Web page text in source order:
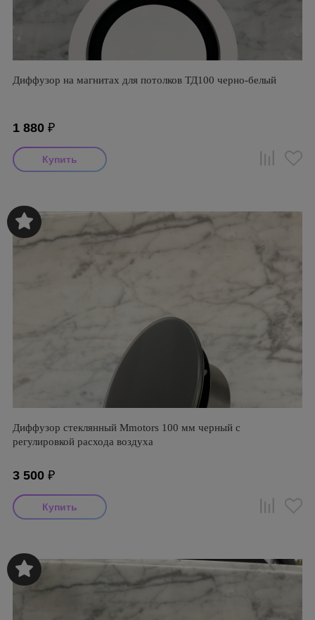
Диффузор на магнитах для потолков ТД100 черно-белый
1 880 ₽
Диффузор стеклянный Mmotors 100 мм черный с
регулировкой расхода воздуха
3 500 ₽